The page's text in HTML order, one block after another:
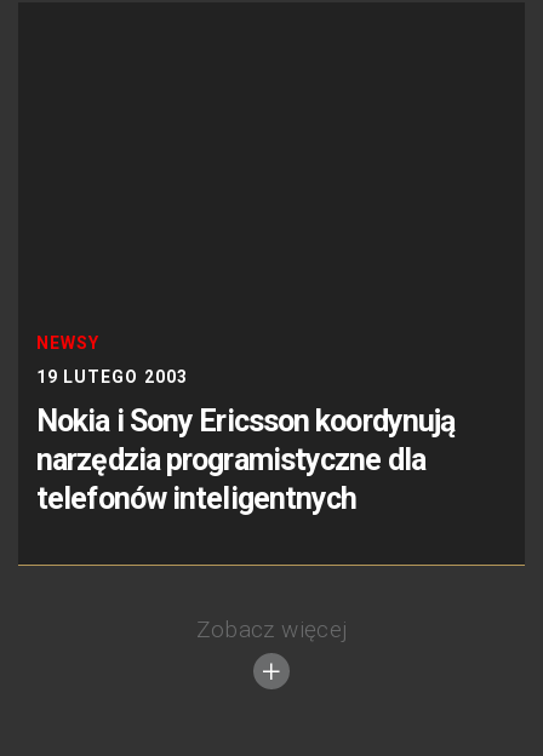
NEWSY
19 LUTEGO 2003
Nokia i Sony Ericsson koordynują
narzędzia programistyczne dla
telefonów inteligentnych
Zobacz więcej